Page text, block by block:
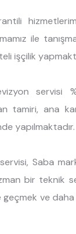
ile
işçilik
servisi
tamiri, ana
yapılmaktadır.
Saba
bir teknik
geçmek ve